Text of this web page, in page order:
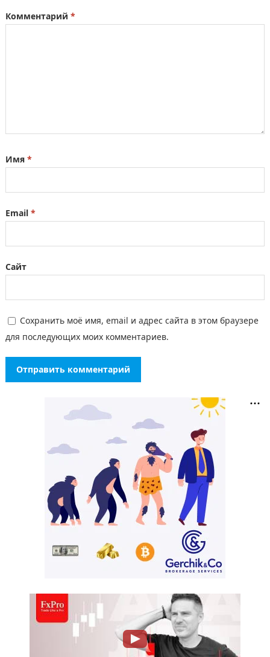
Комментарий *
Имя *
Email *
Сайт
Сохранить моё имя, email и адрес сайта в этом браузере
для последующих моих комментариев.